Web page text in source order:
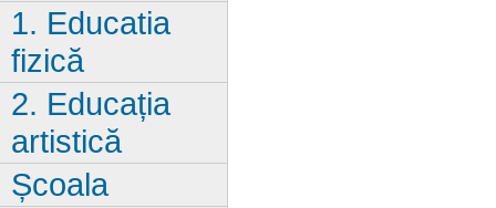
1. Educatia
fizică
2. Educația
artistică
Școala